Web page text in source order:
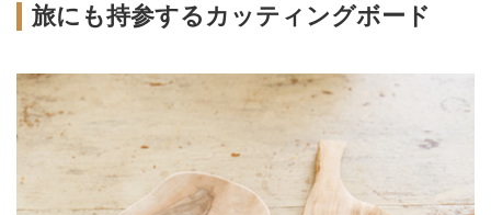
旅にも持参するカッティングボード